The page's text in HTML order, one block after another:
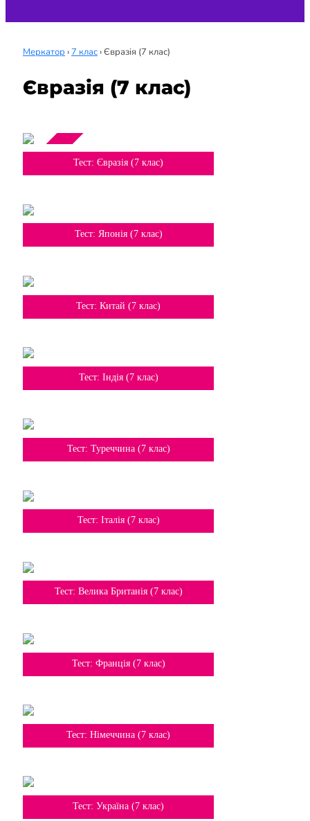
Меркатор ›7 клас›Євразія (7 клас)
Євразія (7 клас)
Тема 7 клас
Тест: Євразія (7 клас)
7 клас
Тест: Японія (7 клас)
Тест: Китай (7 клас)
Тест: Індія (7 клас)
7 клас
Тест: Туреччина (7 клас)
7 клас
Тест: Італія (7 клас)
7 клас
Тест: Велика Британія (7 клас)
Тест: Франція (7 клас)
7 клас
Тест: Німеччина (7 клас)
7 клас
Тест: Україна (7 клас)